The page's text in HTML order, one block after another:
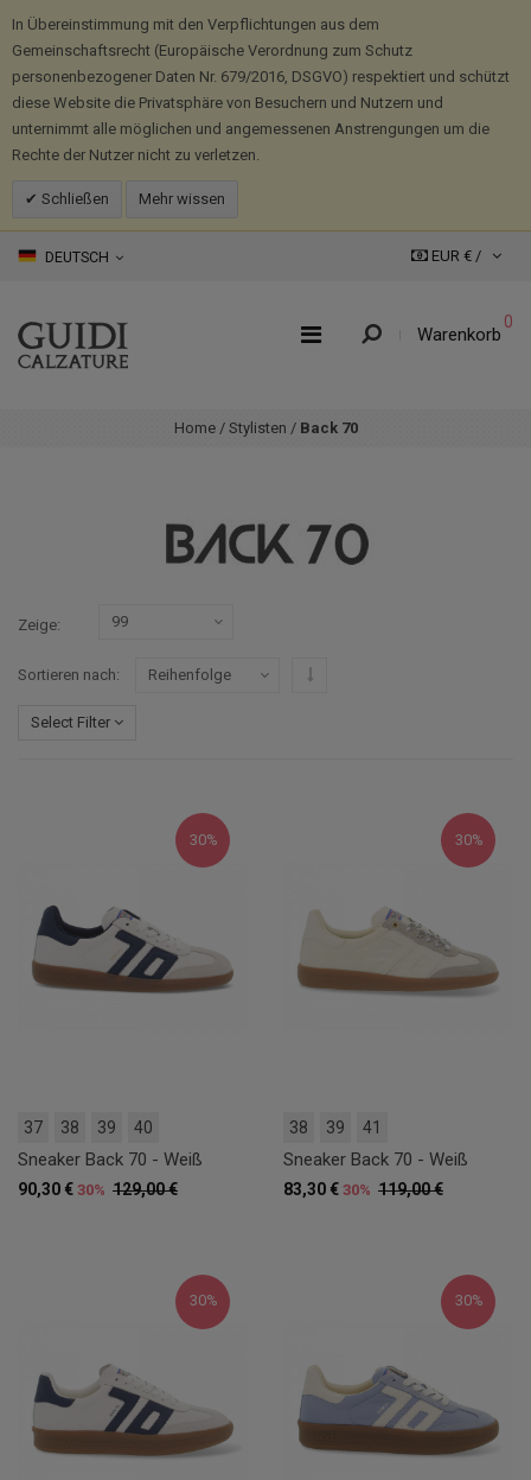
In Übereinstimmung mit den Verpflichtungen aus dem
Gemeinschaftsrecht (Europäische Verordnung zum Schutz
personenbezogener Daten Nr. 679/2016, DSGVO) respektiert und schützt
diese Website die Privatsphäre von Besuchern und Nutzern und
unternimmt alle möglichen und angemessenen Anstrengungen um die
Rechte der Nutzer nicht zu verletzen.
Schließen Mehr wissen
DEUTSCH EUR € /
Warenkorb
0
Home / Stylisten / Back 70
Zeige
Sortieren nach
Select Filter
30%
37 38 39 40
Sneaker Back 70 - Weiß
129,00 €
90,30 € 30%
30%
38 39 41
Sneaker Back 70 - Weiß
119,00 €
83,30 € 30%
30% 30%